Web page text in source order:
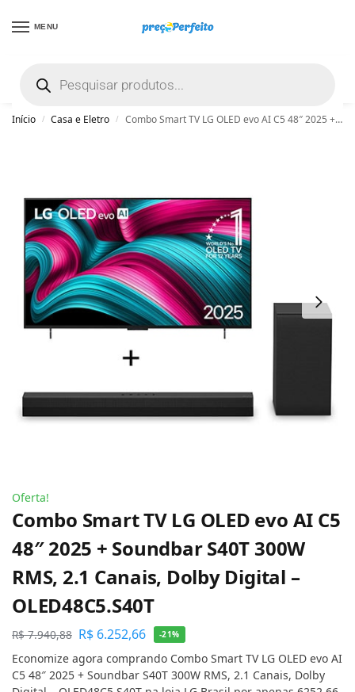
MENU
Início / Casa e Eletro / Combo Smart TV LG OLED evo AI C5 48″ 2025 + Soundbar S40T 300W RMS, 2.1 Canais, Dolby Digital – OLED48C5.S40T
Oferta!
Combo Smart TV LG OLED evo AI C5
48″ 2025 + Soundbar S40T 300W
RMS, 2.1 Canais, Dolby Digital –
OLED48C5.S40T
R$7.940,88 R$ 6.252,66 -21%
Economize agora comprando Combo Smart TV LG OLED evo AI
C5 48″ 2025 + Soundbar S40T 300W RMS, 2.1 Canais, Dolby